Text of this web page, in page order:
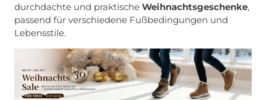
durchdachte und praktischeWeihnachtsgeschenke,
passend für verschiedene Fußbedingungen und
Lebensstile.